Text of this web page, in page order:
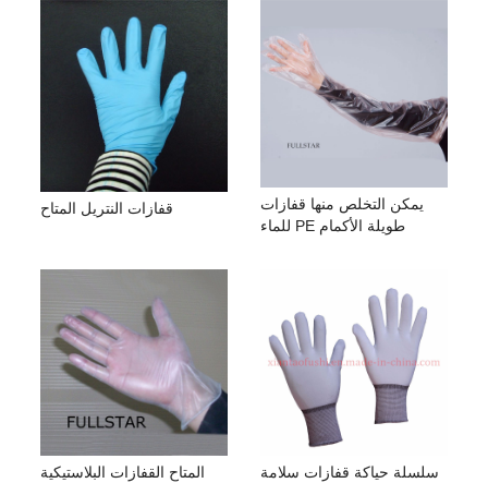
قفازات النتريل المتاح
يمكن التخلص منها قفازات
للماء PE طويلة الأكمام
المتاح القفازات البلاستيكية
سلسلة حياكة قفازات سلامة